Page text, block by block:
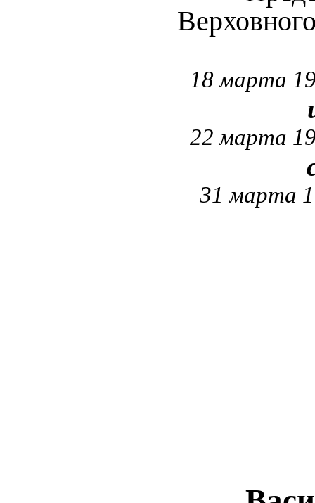
18 марта
22 марта
31 марта